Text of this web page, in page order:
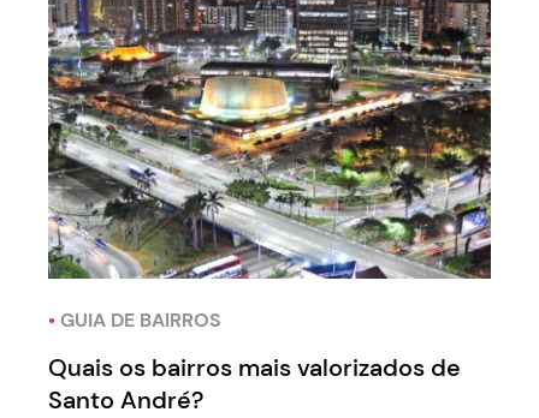
• GUIA DE BAIRROS
Quais os bairros mais valorizados de
Santo André?